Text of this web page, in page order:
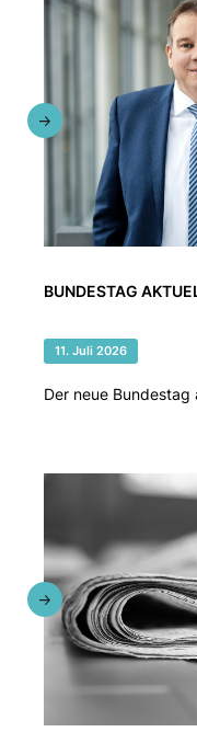
BUNDESTAG
11. Juli 2026
Der neue